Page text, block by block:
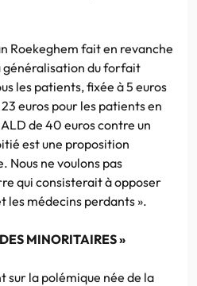
Roekeghem fait en revanche
généralisation du forfait
les patients, fixée à 5 euros
euros pour les patients en
de 40 euros contre un
est une proposition
ne voulons pas
qui consisterait à opposer
les médecins perdants ».
MINORITAIRES »
la polémique née de la